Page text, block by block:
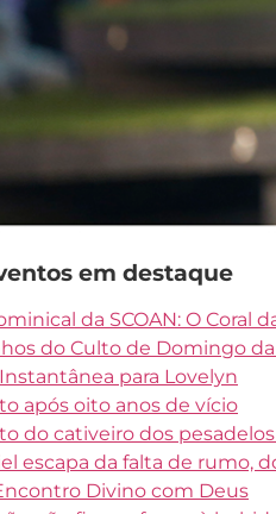
em destaque
da SCOAN: O Coral
do Culto de Domingo da
para Lovelyn
após oito anos de vício
do cativeiro dos
escapa da falta de rumo,
Divino com Deus